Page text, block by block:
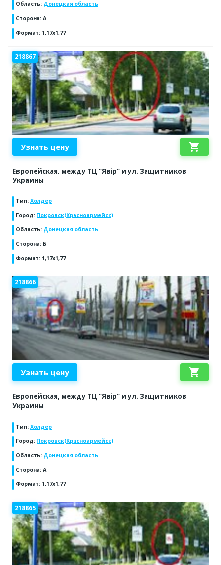
Область: Донецкая область
Сторона: А
Формат: 1,17х1,77
218867
Узнать цену shopping_cart
Европейская, между ТЦ "Явір" и ул. Защитников
Украины
Тип: Холдер
Город: Покровск(Красноармейск)
Область: Донецкая область
Сторона: Б
Формат: 1,17х1,77
218866
Узнать цену shopping_cart
Европейская, между ТЦ "Явір" и ул. Защитников
Украины
Тип: Холдер
Город: Покровск(Красноармейск)
Область: Донецкая область
Сторона: А
Формат: 1,17х1,77
218865